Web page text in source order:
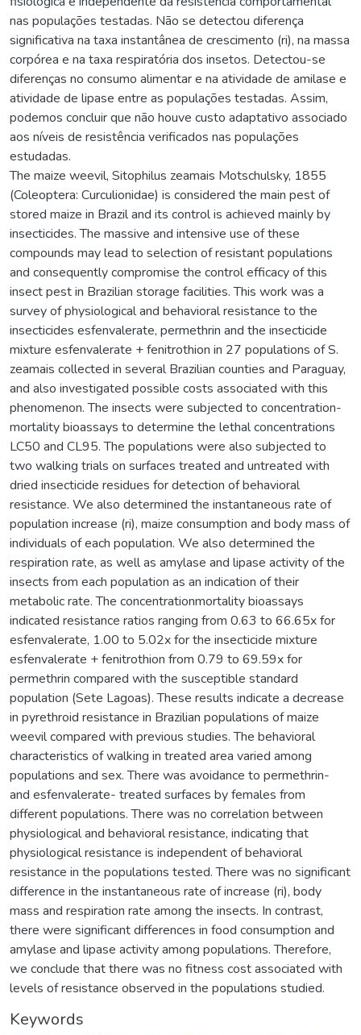
nas populações testadas. Não se detectou diferença
significativa na taxa instantânea de crescimento (ri), na massa
corpórea e na taxa respiratória dos insetos. Detectou-se
diferenças no consumo alimentar e na atividade de amilase e
atividade de lipase entre as populações testadas. Assim,
podemos concluir que não houve custo adaptativo associado
aos níveis de resistência verificados nas populações
estudadas.
The maize weevil, Sitophilus zeamais Motschulsky, 1855
(Coleoptera: Curculionidae) is considered the main pest of
stored maize in Brazil and its control is achieved mainly by
insecticides. The massive and intensive use of these
compounds may lead to selection of resistant populations
and consequently compromise the control efficacy of this
insect pest in Brazilian storage facilities. This work was a
survey of physiological and behavioral resistance to the
insecticides esfenvalerate, permethrin and the insecticide
mixture esfenvalerate + fenitrothion in 27 populations of S.
zeamais collected in several Brazilian counties and Paraguay,
and also investigated possible costs associated with this
phenomenon. The insects were subjected to concentration-
mortality bioassays to determine the lethal concentrations
LC50 and CL95. The populations were also subjected to
two walking trials on surfaces treated and untreated with
dried insecticide residues for detection of behavioral
resistance. We also determined the instantaneous rate of
population increase (ri), maize consumption and body mass of
individuals of each population. We also determined the
respiration rate, as well as amylase and lipase activity of the
insects from each population as an indication of their
metabolic rate. The concentrationmortality bioassays
indicated resistance ratios ranging from 0.63 to 66.65x for
esfenvalerate, 1.00 to 5.02x for the insecticide mixture
esfenvalerate + fenitrothion from 0.79 to 69.59x for
permethrin compared with the susceptible standard
population (Sete Lagoas). These results indicate a decrease
in pyrethroid resistance in Brazilian populations of maize
weevil compared with previous studies. The behavioral
characteristics of walking in treated area varied among
populations and sex. There was avoidance to permethrin-
and esfenvalerate- treated surfaces by females from
different populations. There was no correlation between
physiological and behavioral resistance, indicating that
physiological resistance is independent of behavioral
resistance in the populations tested. There was no significant
difference in the instantaneous rate of increase (ri), body
mass and respiration rate among the insects. In contrast,
there were significant differences in food consumption and
amylase and lipase activity among populations. Therefore,
we conclude that there was no fitness cost associated with
levels of resistance observed in the populations studied.
Keywords